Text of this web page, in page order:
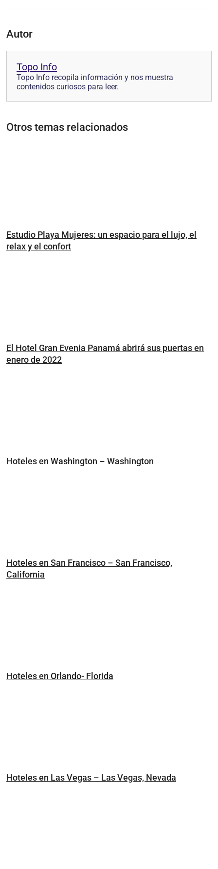
Autor
Topo Info
Topo Info recopila información y nos muestra
contenidos curiosos para leer.
Otros temas relacionados
Estudio Playa Mujeres: un espacio para el lujo, el
relax y el confort
El Hotel Gran Evenia Panamá abrirá sus puertas en
enero de 2022
Hoteles en Washington – Washington
Hoteles en San Francisco – San Francisco,
California
Hoteles en Orlando- Florida
Hoteles en Las Vegas – Las Vegas, Nevada